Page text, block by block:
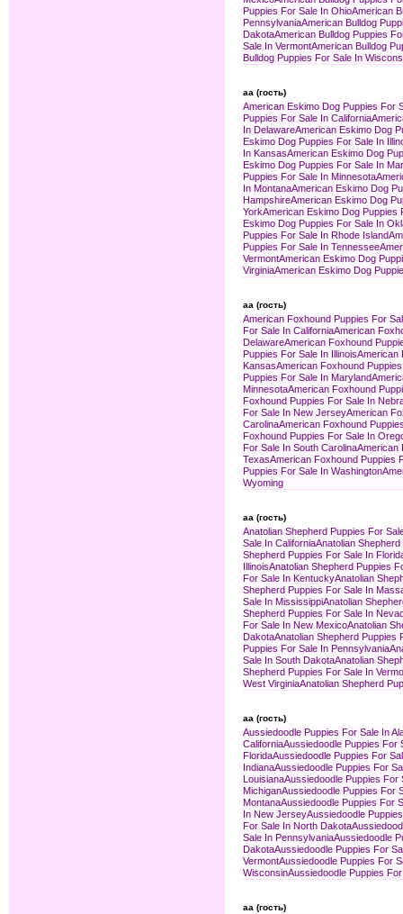
Puppies For Sale In OhioAmerican
PennsylvaniaAmerican Bulldog
DakotaAmerican Bulldog Puppies
Sale In VermontAmerican Bulldog
Bulldog Puppies For Sale In
aa (гость)
American Eskimo Dog Puppies For
Puppies For Sale In California
In DelawareAmerican Eskimo Dog
Eskimo Dog Puppies For Sale In
In KansasAmerican Eskimo Dog
Eskimo Dog Puppies For Sale In
Puppies For Sale In Minnesota
In MontanaAmerican Eskimo Dog
HampshireAmerican Eskimo Dog
YorkAmerican Eskimo Dog Puppies
Eskimo Dog Puppies For Sale In
Puppies For Sale In Rhode Island
Puppies For Sale In Tennessee
VermontAmerican Eskimo Dog
VirginiaAmerican Eskimo Dog
aa (гость)
American Foxhound Puppies For
For Sale In CaliforniaAmerican
DelawareAmerican Foxhound
Puppies For Sale In IllinoisAmerican
KansasAmerican Foxhound
Puppies For Sale In Maryland
MinnesotaAmerican Foxhound
Foxhound Puppies For Sale In
For Sale In New JerseyAmerican
CarolinaAmerican Foxhound
Foxhound Puppies For Sale In
For Sale In South CarolinaAmerican
TexasAmerican Foxhound Puppies
Puppies For Sale In Washington
Wyoming
aa (гость)
Anatolian Shepherd Puppies For
Sale In CaliforniaAnatolian
Shepherd Puppies For Sale In
IllinoisAnatolian Shepherd Puppies
For Sale In KentuckyAnatolian
Shepherd Puppies For Sale In
Sale In MississippiAnatolian
Shepherd Puppies For Sale In
For Sale In New MexicoAnatolian
DakotaAnatolian Shepherd Puppies
Puppies For Sale In Pennsylvania
Sale In South DakotaAnatolian
Shepherd Puppies For Sale In
West VirginiaAnatolian Shepherd
aa (гость)
Aussiedoodle Puppies For Sale In
CaliforniaAussiedoodle Puppies For
FloridaAussiedoodle Puppies For
IndianaAussiedoodle Puppies For
LouisianaAussiedoodle Puppies For
MichiganAussiedoodle Puppies For
MontanaAussiedoodle Puppies For
In New JerseyAussiedoodle
For Sale In North Dakota
Sale In PennsylvaniaAussiedoodle
DakotaAussiedoodle Puppies For
VermontAussiedoodle Puppies For
WisconsinAussiedoodle Puppies
aa (гость)